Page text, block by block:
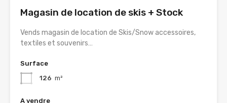
Magasin de location de skis + Stock
Vends magasin de location de Skis/Snow accessoires,
textiles et souvenirs…
Surface
126 m²
A vendre